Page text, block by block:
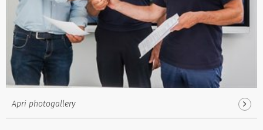
Apri photogallery